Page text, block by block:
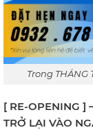
Trong THÁNG
[ RE-OPENING ]
TRỞ LẠI VÀO